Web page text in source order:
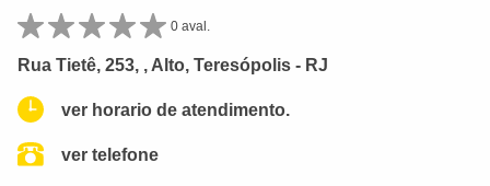
0 aval.
Rua Tietê, 253, , Alto, Teresópolis - RJ
ver horario de atendimento.
ver telefone